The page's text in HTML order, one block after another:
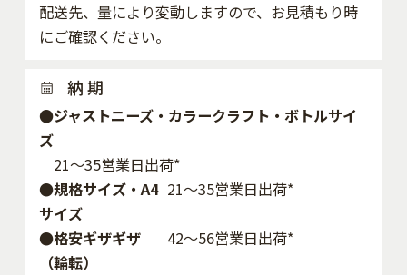
配送先、量により変動しますので、お見積もり時
にご確認ください。
納 期
●ジャストニーズ・カラークラフト・ボトルサイ
ズ
21～35営業日出荷*
●規格サイズ・A4
サイズ
21～35営業日出荷*
●格安ギザギザ
（輪転）
42〜56営業日出荷*